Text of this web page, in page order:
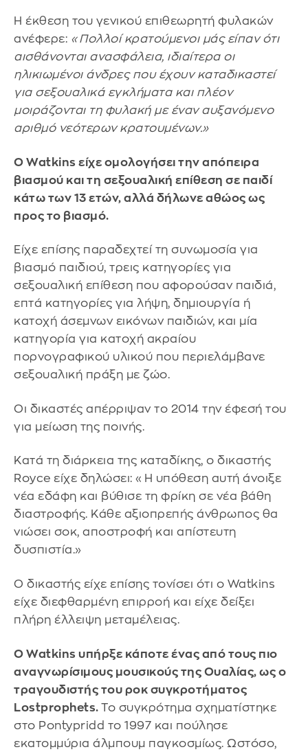
Η έκθεση του γενικού επιθεωρητή φυλακών
ανέφερε: «Πολλοί κρατούμενοι μάς είπαν ότι
αισθάνονται ανασφάλεια, ιδιαίτερα οι
ηλικιωμένοι άνδρες που έχουν καταδικαστεί
για σεξουαλικά εγκλήματα και πλέον
μοιράζονται τη φυλακή με έναν αυξανόμενο
αριθμό νεότερων κρατουμένων.»
Ο Watkins είχε ομολογήσει την απόπειρα
βιασμού και τη σεξουαλική επίθεση σε παιδί
κάτω των 13 ετών, αλλά δήλωνε αθώος ως
προς το βιασμό.
Είχε επίσης παραδεχτεί τη συνωμοσία για
βιασμό παιδιού, τρεις κατηγορίες για
σεξουαλική επίθεση που αφορούσαν παιδιά,
επτά κατηγορίες για λήψη, δημιουργία ή
κατοχή άσεμνων εικόνων παιδιών, και μία
κατηγορία για κατοχή ακραίου
πορνογραφικού υλικού που περιελάμβανε
σεξουαλική πράξη με ζώο.
Οι δικαστές απέρριψαν το 2014 την έφεσή του
για μείωση της ποινής.
Κατά τη διάρκεια της καταδίκης, ο δικαστής
Royce είχε δηλώσει: «Η υπόθεση αυτή άνοιξε
νέα εδάφη και βύθισε τη φρίκη σε νέα βάθη
διαστροφής. Κάθε αξιοπρεπής άνθρωπος θα
νιώσει σοκ, αποστροφή και απίστευτη
δυσπιστία.»
Ο δικαστής είχε επίσης τονίσει ότι ο Watkins
είχε διεφθαρμένη επιρροή και είχε δείξει
πλήρη έλλειψη μεταμέλειας.
Ο Watkins υπήρξε κάποτε ένας από τους πιο
αναγνωρίσιμους μουσικούς της Ουαλίας, ως ο
τραγουδιστής του ροκ συγκροτήματος
Lostprophets. Το συγκρότημα σχηματίστηκε
στο Pontypridd το 1997 και πούλησε
εκατομμύρια άλμπουμ παγκοσμίως. Ωστόσο,